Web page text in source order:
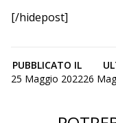
[/hidepost]
PUBBLICATO IL
25 Maggio 202226